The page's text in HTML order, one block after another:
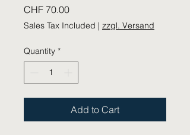
CHF 70.00Price
Sales Tax Included | zzgl. Versand
Quantity *
Add to Cart